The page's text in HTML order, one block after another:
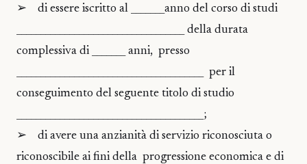
➢ di essere iscritto al _______anno del corso di studi
___________________________________ della durata
complessiva di _______ anni, presso
_______________________________________ per il
conseguimento del seguente titolo di studio
_______________________________________;
➢ di avere una anzianità di servizio riconosciuta o
riconoscibile ai fini della progressione economica e di